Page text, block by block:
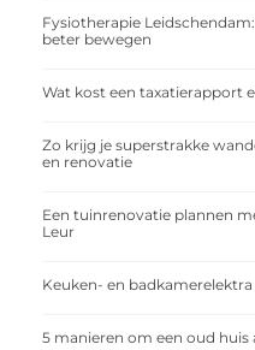
Fysiotherapie
beter bewegen
Wat kost een taxatierapport
Zo krijg je superstrakke
en renovatie
Een tuinrenovatie plannen
Leur
Keuken- en
5 manieren om een oud